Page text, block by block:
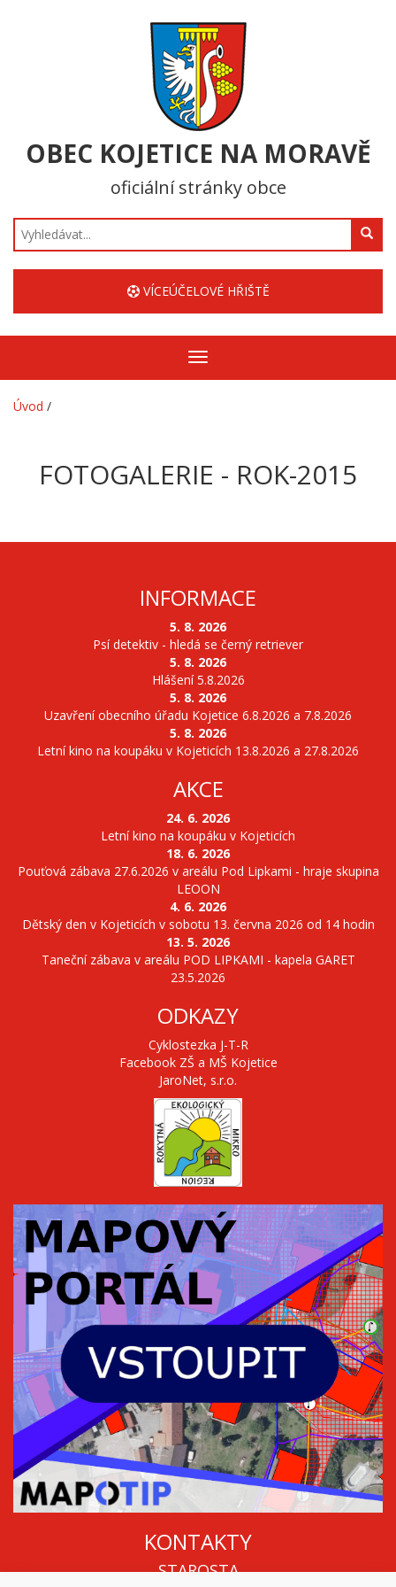
OBEC KOJETICE NA MORAVĚ
oficiální stránky obce
Hledat
VÍCEÚČELOVÉ HŘIŠTĚ
Zobrazit/skrýt
navigaci
Úvod /
FOTOGALERIE - ROK-2015
INFORMACE
5. 8. 2026
Psí detektiv - hledá se černý retriever
5. 8. 2026
Hlášení 5.8.2026
5. 8. 2026
Uzavření obecního úřadu Kojetice 6.8.2026 a 7.8.2026
5. 8. 2026
Letní kino na koupáku v Kojeticích 13.8.2026 a 27.8.2026
AKCE
24. 6. 2026
Letní kino na koupáku v Kojeticích
18. 6. 2026
Pouťová zábava 27.6.2026 v areálu Pod Lipkami - hraje skupina
LEOON
4. 6. 2026
Dětský den v Kojeticích v sobotu 13. června 2026 od 14 hodin
13. 5. 2026
Taneční zábava v areálu POD LIPKAMI - kapela GARET
23.5.2026
ODKAZY
Cyklostezka J-T-R
Facebook ZŠ a MŠ Kojetice
JaroNet, s.r.o.
KONTAKTY
STAROSTA